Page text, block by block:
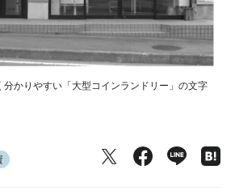
分かりやすい「大型コインランドリー」の文字